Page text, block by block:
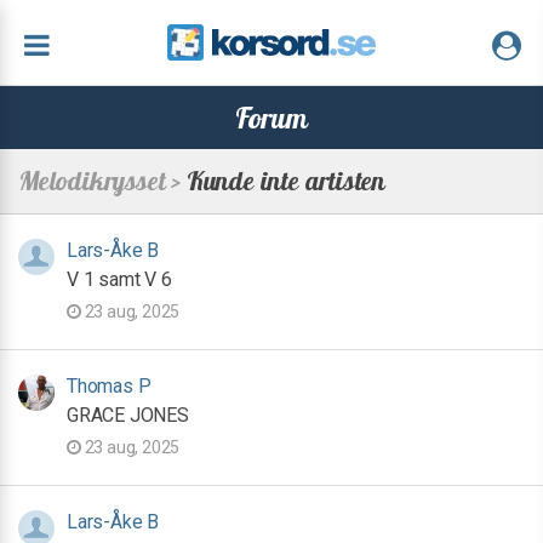
Forum
Melodikrysset > Kunde inte artisten
Lars-Åke B
V 1 samt V 6
23 aug, 2025
Thomas P
GRACE JONES
23 aug, 2025
Lars-Åke B